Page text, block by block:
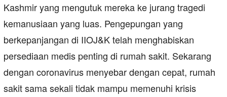
Kashmir yang mengutuk mereka ke jurang tragedi
kemanusiaan yang luas. Pengepungan yang
berkepanjangan di IIOJ&K telah menghabiskan
persediaan medis penting di rumah sakit. Sekarang
dengan coronavirus menyebar dengan cepat, rumah
sakit sama sekali tidak mampu memenuhi krisis